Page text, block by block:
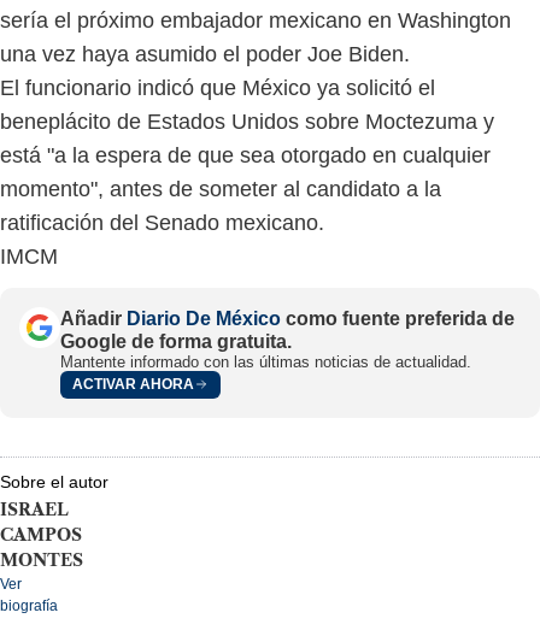
sería el próximo embajador mexicano en Washington
una vez haya asumido el poder Joe Biden.
El funcionario indicó que México ya solicitó el
beneplácito de Estados Unidos sobre Moctezuma y
está "a la espera de que sea otorgado en cualquier
momento", antes de someter al candidato a la
ratificación del Senado mexicano.
IMCM
Añadir Diario De México como fuente preferida de
Google de forma gratuita.
Mantente informado con las últimas noticias de actualidad.
ACTIVAR AHORA
Sobre el autor
ISRAEL
CAMPOS
MONTES
Ver
biografía